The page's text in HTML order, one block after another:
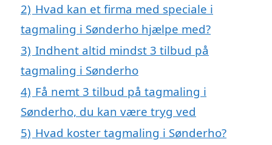
2) Hvad kan et firma med speciale i
tagmaling i Sønderho hjælpe med?
3) Indhent altid mindst 3 tilbud på
tagmaling i Sønderho
4) Få nemt 3 tilbud på tagmaling i
Sønderho, du kan være tryg ved
5) Hvad koster tagmaling i Sønderho?